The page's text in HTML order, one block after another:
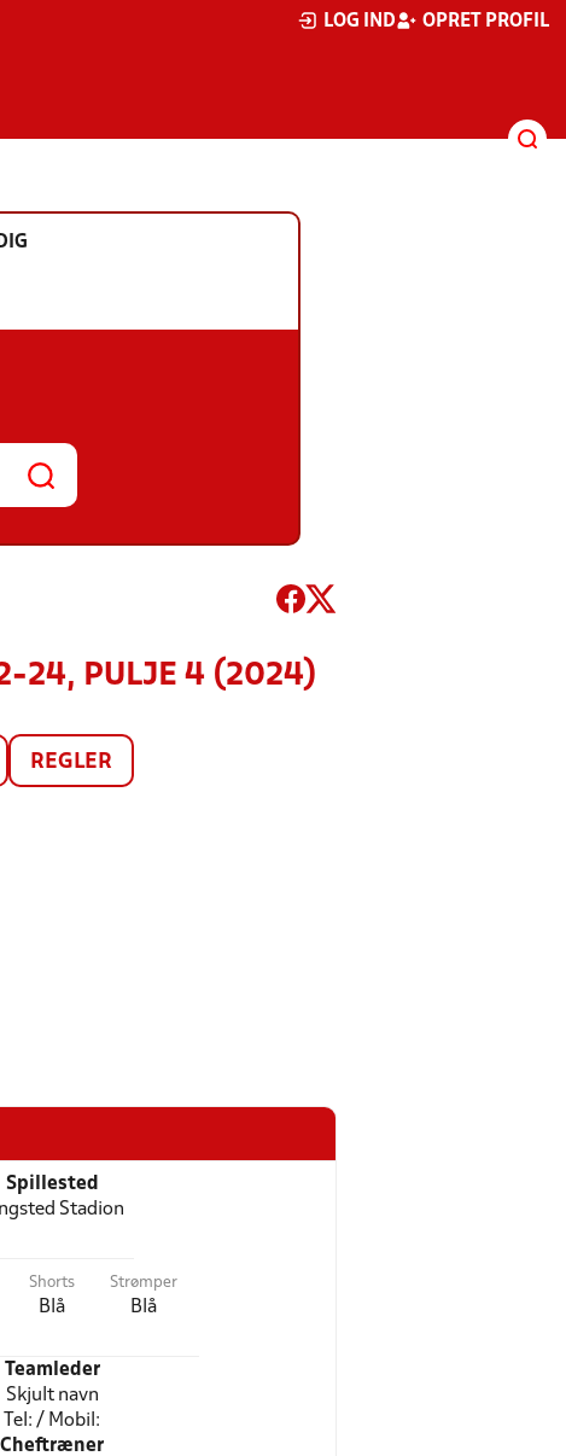
LOG IND OPRET PROFIL
24, PULJE 4 (2024)
REGLER
Spillested
Stadion
Shorts
Blå
Strømper
Blå
Teamleder
Skjult navn
Tel: / Mobil:
Cheftræner